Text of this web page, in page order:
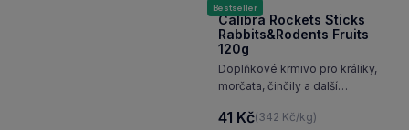
Bestseller
Calibra Rockets Sticks
Rabbits&Rodents Fruits
120g
Doplňkové krmivo pro králíky,
morčata, činčily a další
uzpůsobené k zavěšení do
41 Kč(342 Kč/kg)